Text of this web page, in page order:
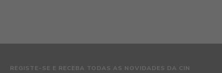
REGISTE-SE E RECEBA TODAS AS NOVIDADES DA CIN